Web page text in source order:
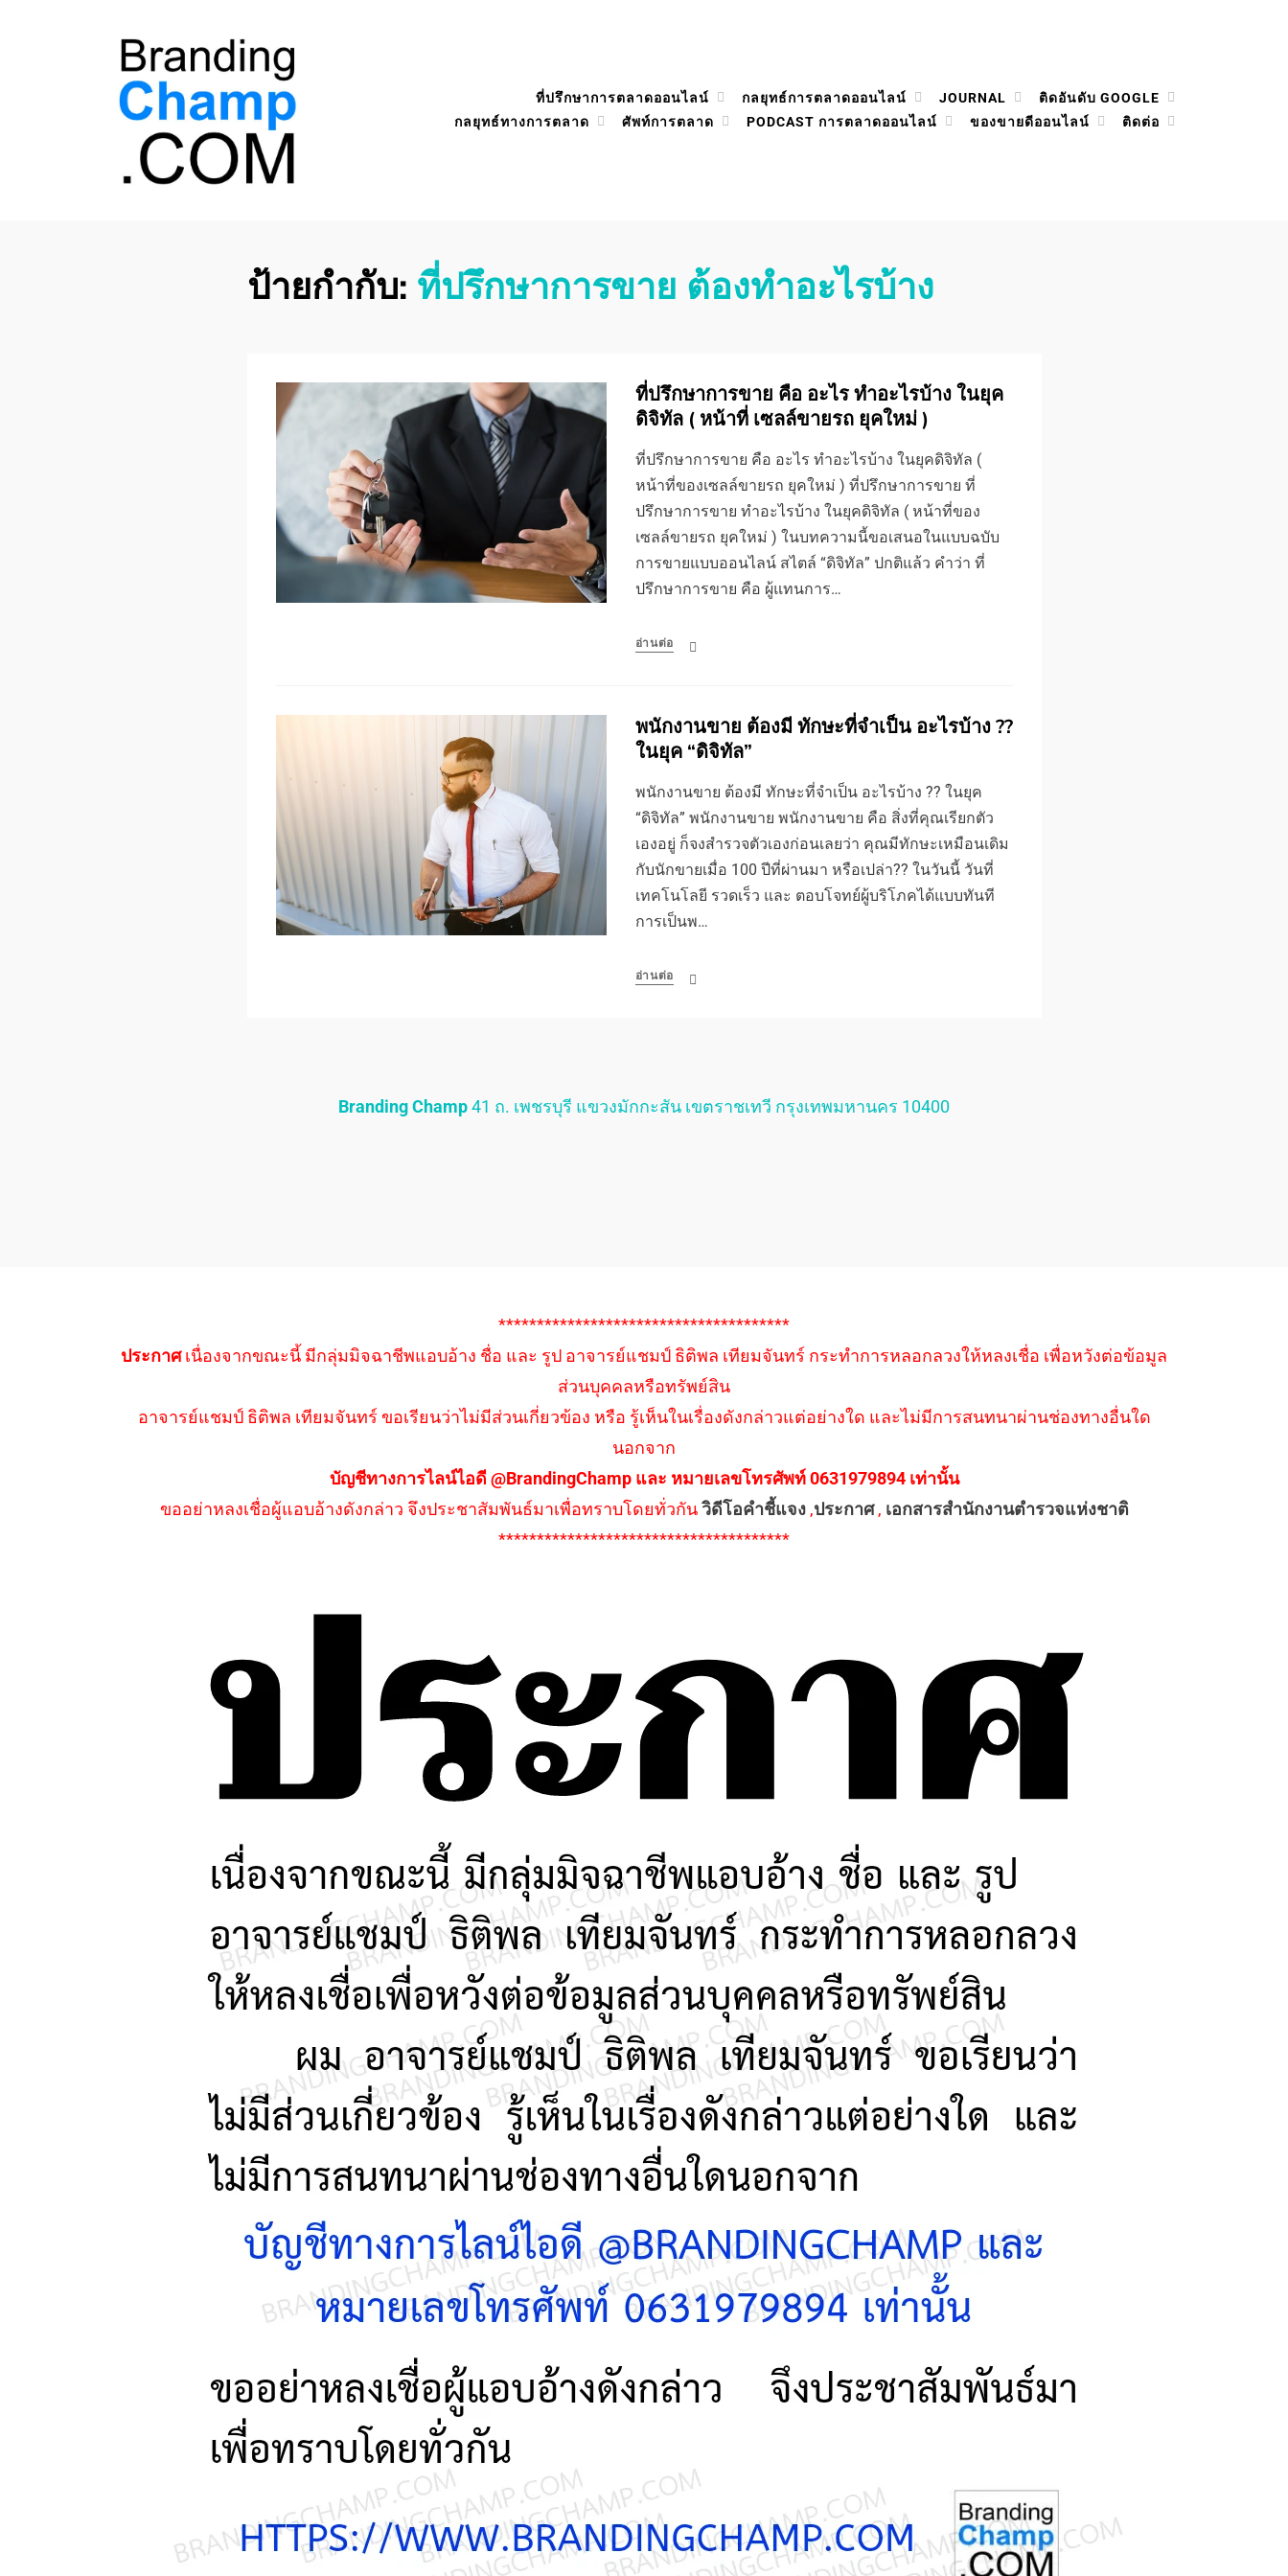
ที่ปรึกษาการตลาดออนไลน์ กลยุทธ์การตลาดออนไลน์ JOURNAL
ติดอันดับ GOOGLE
กลยุทธ์ทางการตลาด
ศัพท์การตลาด PODCAST การตลาดออนไลน์ ของขายดีออนไลน์ ติดต่อ
ป้ายกำกับ: ที่ปรึกษาการขาย ต้องทําอะไรบ้าง
ที่ปรึกษาการขาย คือ อะไร ทําอะไรบ้าง ในยุค
ดิจิทัล ( หน้าที่ เซลล์ขายรถ ยุคใหม่ )
ที่ปรึกษาการขาย คือ อะไร ทําอะไรบ้าง ในยุคดิจิทัล (
หน้าที่ของเซลล์ขายรถ ยุคใหม่ ) ที่ปรึกษาการขาย ที่
ปรึกษาการขาย ทําอะไรบ้าง ในยุคดิจิทัล ( หน้าที่ของ
เซลล์ขายรถ ยุคใหม่ ) ในบทความนี้ขอเสนอในแบบฉบับ
การขายแบบออนไลน์ สไตล์ “ดิจิทัล” ปกติแล้ว คำว่า ที่
ปรึกษาการขาย คือ ผู้แทนการ…
อ่านต่อ
พนักงานขาย ต้องมี ทักษะที่จำเป็น อะไรบ้าง ??
ในยุค “ดิจิทัล”
พนักงานขาย ต้องมี ทักษะที่จำเป็น อะไรบ้าง ?? ในยุค
“ดิจิทัล” พนักงานขาย พนักงานขาย คือ สิ่งที่คุณเรียกตัว
เองอยู่ ก็จงสำรวจตัวเองก่อนเลยว่า คุณมีทักษะเหมือนเดิม
กับนักขายเมื่อ 100 ปีที่ผ่านมา หรือเปล่า?? ในวันนี้ วันที่
เทคโนโลยี รวดเร็ว และ ตอบโจทย์ผู้บริโภคได้แบบทันที
การเป็นพ…
อ่านต่อ
Branding Champ41 ถ. เพชรบุรี แขวงมักกะสัน เขตราชเทวี กรุงเทพมหานคร 10400
**************************************
ประกาศเนื่องจากขณะนี้ มีกลุ่มมิจฉาชีพแอบอ้าง ชื่อ และ รูป อาจารย์แชมป์ ธิติพล เทียมจันทร์ กระทำการหลอกลวงให้หลงเชื่อ เพื่อหวังต่อข้อมูล
ส่วนบุคคลหรือทรัพย์สิน
อาจารย์แชมป์ ธิติพล เทียมจันทร์ ขอเรียนว่าไม่มีส่วนเกี่ยวข้อง หรือ รู้เห็นในเรื่องดังกล่าวแต่อย่างใด และไม่มีการสนทนาผ่านช่องทางอื่นใด
นอกจาก
บัญชีทางการไลน์ไอดี @BrandingChamp และ หมายเลขโทรศัพท์ 0631979894 เท่านั้น
ขออย่าหลงเชื่อผู้แอบอ้างดังกล่าว จึงประชาสัมพันธ์มาเพื่อทราบโดยทั่วกันวิดีโอคำชี้แจง,ประกาศ, เอกสารสำนักงานตำรวจแห่งชาติ
**************************************